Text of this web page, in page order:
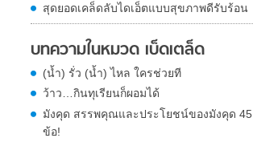
สุดยอดเคล็ดลับไดเอ็ตแบบสุขภาพดีรับร้อน
บทความในหมวด เบ็ดเตล็ด
(น้ำ) รั่ว (น้ำ) ไหล ใครช่วยที
ว้าว…กินทุเรียนก็ผอมได้
มังคุด สรรพคุณและประโยชน์ของมังคุด 45
ข้อ!